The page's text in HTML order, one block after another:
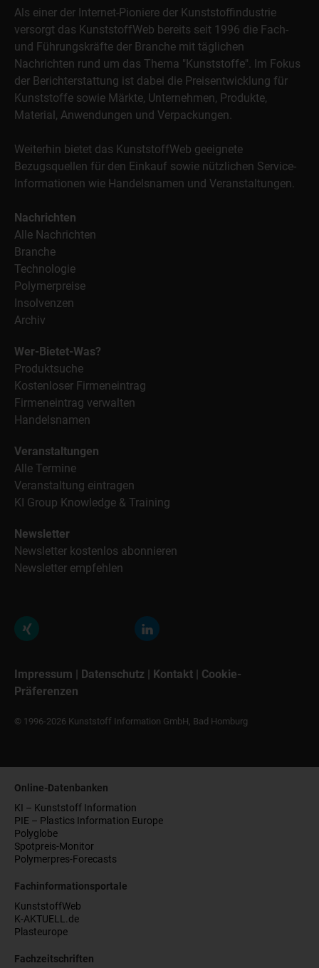
Als einer der Internet-Pioniere der Kunststoffindustrie
versorgt das KunststoffWeb bereits seit 1996 die Fach-
und Führungskräfte der Branche mit täglichen
Nachrichten rund um das Thema "Kunststoffe". Im Fokus
der Berichterstattung ist dabei die Preisentwicklung für
Kunststoffe sowie Märkte, Unternehmen, Produkte,
Material, Anwendungen und Verpackungen.
Weiterhin bietet das KunststoffWeb geeignete
Bezugsquellen für den Einkauf sowie nützlichen Service-
Informationen wie Handelsnamen und Veranstaltungen.
Nachrichten
Alle Nachrichten
Branche
Technologie
Polymerpreise
Insolvenzen
Archiv
Wer-Bietet-Was?
Produktsuche
Kostenloser Firmeneintrag
Firmeneintrag verwalten
Handelsnamen
Veranstaltungen
Alle Termine
Veranstaltung eintragen
KI Group Knowledge & Training
Newsletter
Newsletter kostenlos abonnieren
Newsletter empfehlen
Impressum | Datenschutz | Kontakt | Cookie-
Präferenzen
© 1996-2026 Kunststoff Information GmbH, Bad Homburg
Online-Datenbanken
KI – Kunststoff Information
PIE – Plastics Information Europe
Polyglobe
Spotpreis-Monitor
Polymerpres-Forecasts
Fachinformationsportale
KunststoffWeb
K-AKTUELL.de
Plasteurope
Fachzeitschriften